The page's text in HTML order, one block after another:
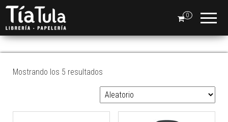
0
TABLERO
Mostrando los 5 resultados